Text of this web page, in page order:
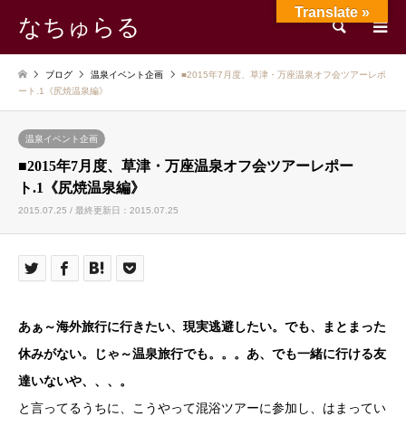
なちゅらる 検索
ブログ 温泉イベント企画
■2015年7月度、草津・万座温泉オフ会ツアーレポ
ート.1《尻焼温泉編》
温泉イベント企画
■2015年7月度、草津・万座温泉オフ会ツアーレポー
ト.1《尻焼温泉編》
2015.07.25 / 最終更新日：2015.07.25
あぁ～海外旅行に行きたい、現実逃避したい。でも、まとまった
休みがない。じゃ～温泉旅行でも。。。あ、でも一緒に行ける友
達いないや、、、。
と言ってるうちに、こうやって混浴ツアーに参加し、はまってい
Translate »